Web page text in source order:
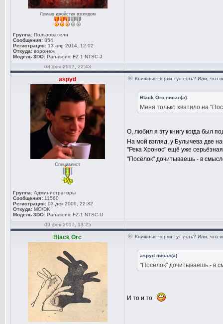
Ломаю джойстик взглядом
Группа: Пользователи
Сообщения: 854
Регистрация: 13 апр 2014, 12:02
Откуда: воронеж
Модель 3DO: Panasonic FZ-1 NTSC-J
08 фев 2017, 22:43
aspyd
Специалист
Группа: Администраторы
Сообщения: 11560
Регистрация: 03 дек 2009, 22:32
Откуда: MO/DK
Модель 3DO: Panasonic FZ-1 NTSC-U
Книжные черви тут есть? Или, что
Black Orc писал(а):
Меня только хватило на
О, любил я эту книгу когда был
На мой взгляд, у Булычева две
"Река Хронос" ещё уже
"Посёлок" дочитываешь - в
09 фев 2017, 13:25
Black Orc Книжные черви тут есть? Или, что
aspyd писал(а):
"Посёлок" дочитываешь - в
И то и то